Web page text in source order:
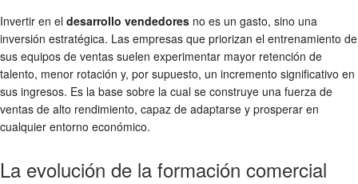
Invertir en el desarrollo vendedores no es un gasto, sino una
inversión estratégica. Las empresas que priorizan el entrenamiento de
sus equipos de ventas suelen experimentar mayor retención de
talento, menor rotación y, por supuesto, un incremento significativo en
sus ingresos. Es la base sobre la cual se construye una fuerza de
ventas de alto rendimiento, capaz de adaptarse y prosperar en
cualquier entorno económico.
La evolución de la formación comercial